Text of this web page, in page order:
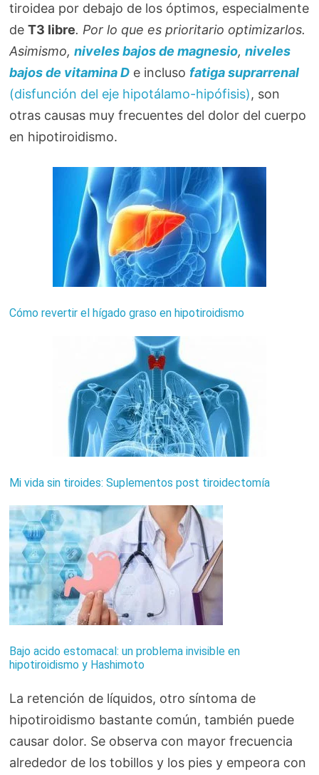
tiroidea por debajo de los óptimos, especialmente
deT3 libre. Por lo que es prioritario optimizarlos.
Asimismo,niveles bajos de magnesio,niveles
bajos de vitamina D e incluso fatiga suprarrenal
(disfunción del eje hipotálamo-hipófisis), son
otras causas muy frecuentes del dolor del cuerpo
en hipotiroidismo.
Cómo revertir el hígado graso en hipotiroidismo
Mi vida sin tiroides: Suplementos post tiroidectomía
Bajo acido estomacal: un problema invisible en
hipotiroidismo y Hashimoto
La retención de líquidos, otro síntoma de
hipotiroidismo bastante común, también puede
causar dolor. Se observa con mayor frecuencia
alrededor de los tobillos y los pies y empeora con